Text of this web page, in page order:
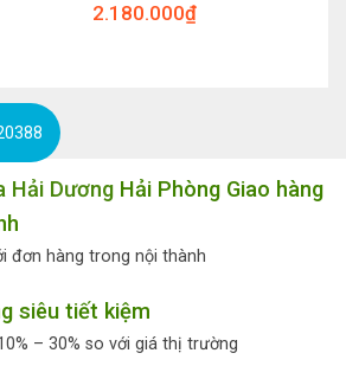
2.180.000₫
Hải DươngHải Phòng Giao hàng
đơn hàng trong nội thành
siêu tiết kiệm
– 30% so với giá thị trường